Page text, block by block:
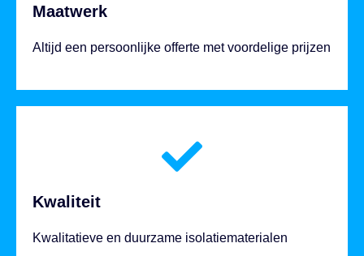
Maatwerk
Altijd een persoonlijke offerte met voordelige prijzen
Kwaliteit
Kwalitatieve en duurzame isolatiematerialen